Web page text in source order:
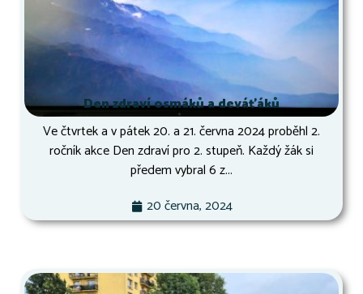
Den zdraví osmáků a deváťáků
Ve čtvrtek a v pátek 20. a 21. června 2024 proběhl 2.
ročník akce Den zdraví pro 2. stupeň. Každý žák si
předem vybral 6 z...
20 června, 2024